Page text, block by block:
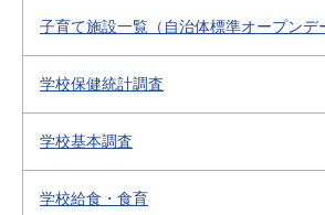
子育て施設一覧（自治体標準オープンデ
学校保健統計調査
学校基本調査
学校給食・食育